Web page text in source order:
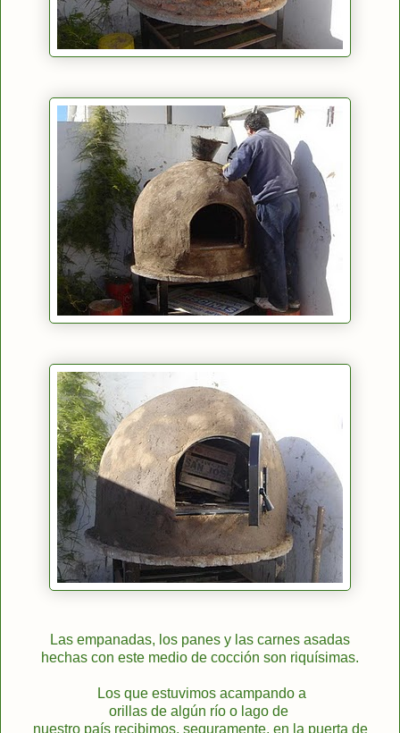
Las empanadas, los panes y las carnes asadas
hechas con este medio de cocción son riquísimas.
Los que estuvimos acampando a
orillas de algún río o lago de
nuestro país recibimos, seguramente, en la puerta de